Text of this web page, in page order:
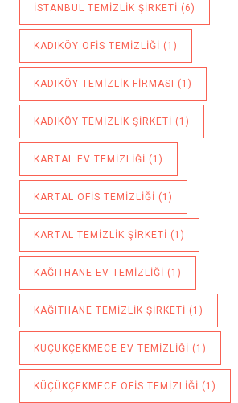
ISTANBUL TEMIZLIK ŞIRKETI (6)
KADIKÖY OFIS TEMIZLIĞI (1)
KADIKÖY TEMIZLIK FIRMASI (1)
KADIKÖY TEMIZLIK ŞIRKETI (1)
KARTAL EV TEMIZLIĞI (1)
KARTAL OFIS TEMIZLIĞI (1)
KARTAL TEMIZLIK ŞIRKETI (1)
KAĞITHANE EV TEMIZLIĞI (1)
KAĞITHANE TEMIZLIK ŞIRKETI (1)
KÜÇÜKÇEKMECE EV TEMIZLIĞI (1)
KÜÇÜKÇEKMECE OFIS TEMIZLIĞI (1)